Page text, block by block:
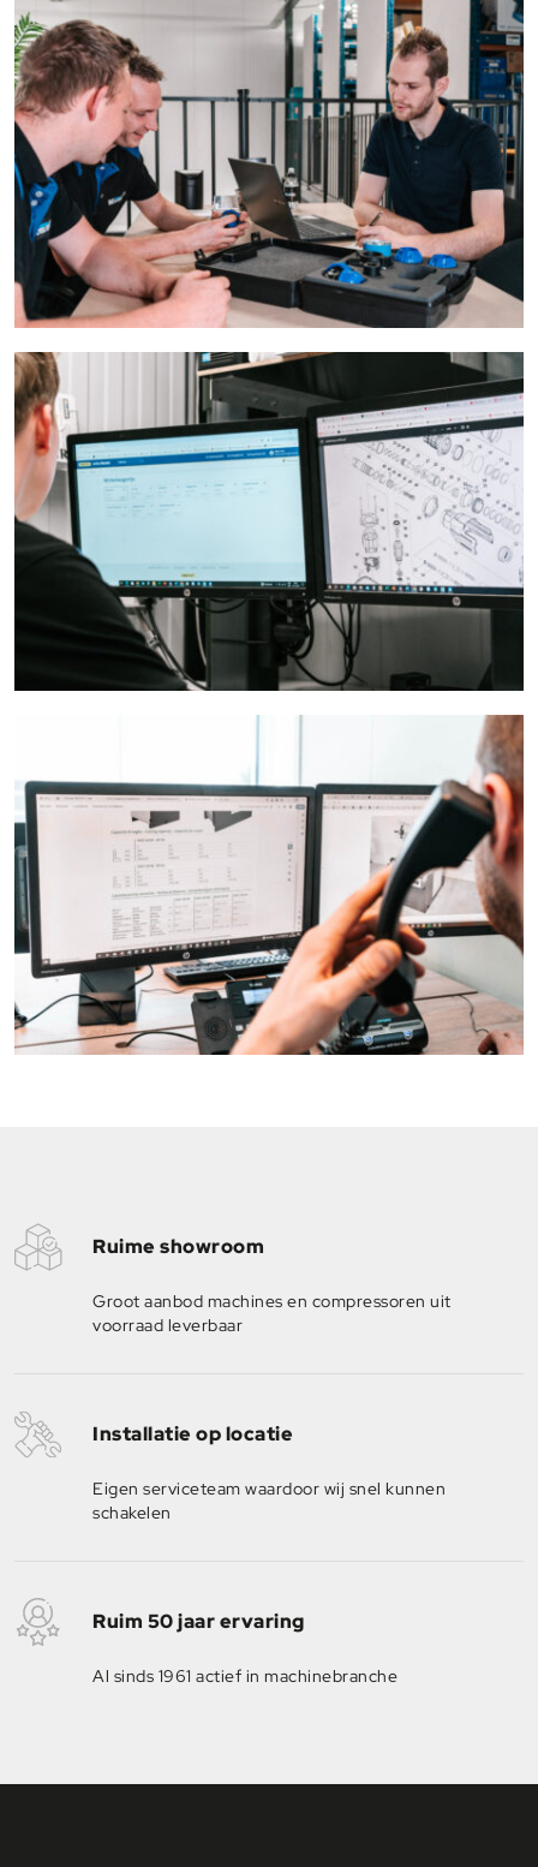
Ruime showroom
Groot aanbod machines en compressoren uit
voorraad leverbaar
Installatie op locatie
Eigen serviceteam waardoor wij snel kunnen
schakelen
Ruim 50 jaar ervaring
Al sinds 1961 actief in machinebranche